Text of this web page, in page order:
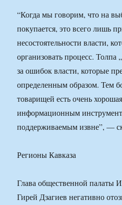
“Когда мы говорим, что на
покупается, это всего лишь
несостоятельности власти,
организовать процесс. Толпа
за ошибок власти, которые
определенным образом. Тем
товарищей есть очень
информационным
поддерживаемым извне”, —
Регионы Кавказа
Глава общественной палаты
Гирей Дзагиев негативно